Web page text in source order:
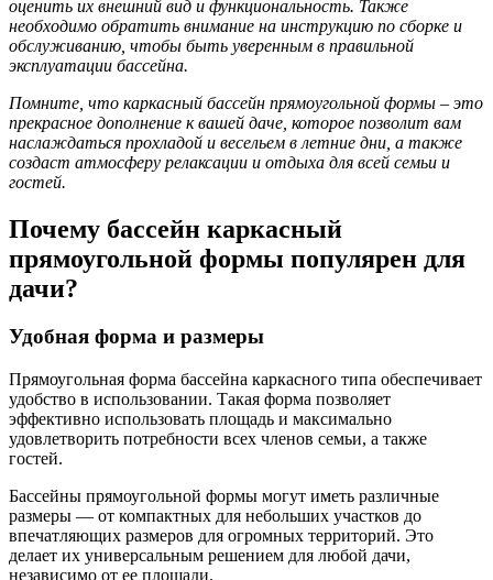
оценить их внешний вид и функциональность. Также
необходимо обратить внимание на инструкцию по сборке и
обслуживанию, чтобы быть уверенным в правильной
эксплуатации бассейна.
Помните, что каркасный бассейн прямоугольной формы – это
прекрасное дополнение к вашей даче, которое позволит вам
наслаждаться прохладой и весельем в летние дни, а также
создаст атмосферу релаксации и отдыха для всей семьи и
гостей.
Почему бассейн каркасный
прямоугольной формы популярен для
дачи?
Удобная форма и размеры
Прямоугольная форма бассейна каркасного типа обеспечивает
удобство в использовании. Такая форма позволяет
эффективно использовать площадь и максимально
удовлетворить потребности всех членов семьи, а также
гостей.
Бассейны прямоугольной формы могут иметь различные
размеры — от компактных для небольших участков до
впечатляющих размеров для огромных территорий. Это
делает их универсальным решением для любой дачи,
независимо от ее площади.